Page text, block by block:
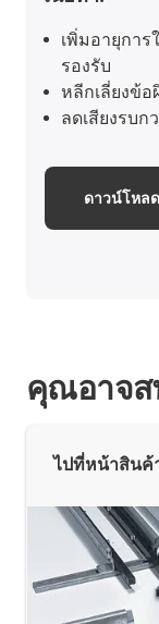
เพิ่มอายุการ
รองรับ
หลีกเลี่ยงข้
ลดเสียงรบก
ดาวน์โหล
คุณอาจส
ไปที่หน้าสินค้